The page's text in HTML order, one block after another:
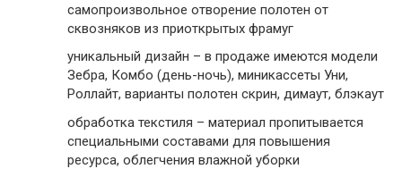
самопроизвольное отворение полотен от
сквозняков из приоткрытых фрамуг
уникальный дизайн – в продаже имеются модели
Зебра, Комбо (день-ночь), миникассеты Уни,
Роллайт, варианты полотен скрин, димаут, блэкаут
обработка текстиля – материал пропитывается
специальными составами для повышения
ресурса, облегчения влажной уборки